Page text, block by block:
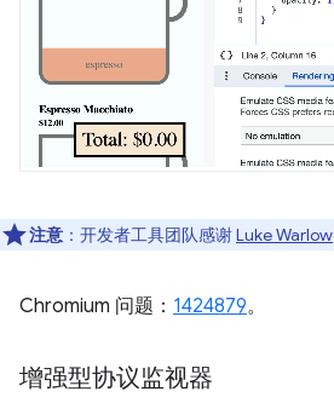
注意 ：开发者工具团队感谢Luke Warlow
Chromium 问题： 1424879。
增强型协议监视器